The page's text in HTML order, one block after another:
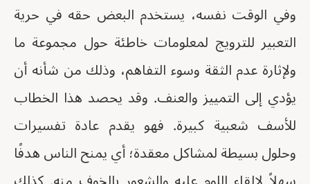
وفي الوقت نفسه، يستخدم البعض حقه في حرية
التعبير للترويج لمعلومات خاطئة حول مجموعة ما
ولإثارة عدم الثقة وسوء التفاهم، وذلك من شأنه أن
يؤدي إلى التمييز والعنف. وقد يحصد هذا الخطاب
للأسف شعبية كبيرة. فهو يقدم عادة تفسيرات
وحلول بسيطة لمشاكل معقدة؛ أي يمنح الناس هدفًا